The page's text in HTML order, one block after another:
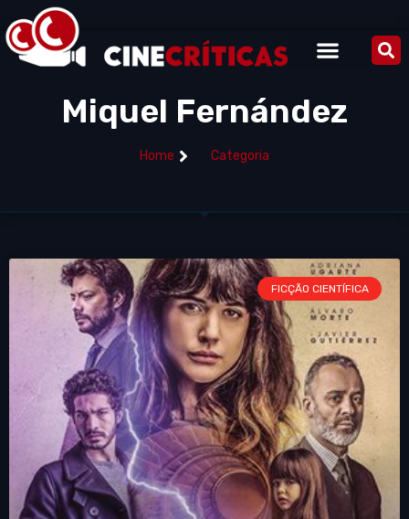
Miquel Fernández
Home Categoria
FICÇÃO CIENTÍFICA